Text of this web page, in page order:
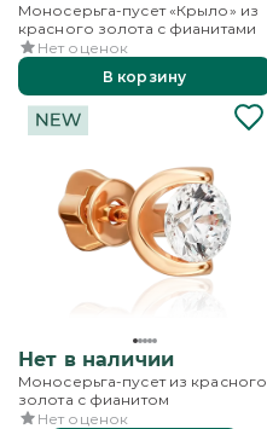
Моносерьга-пусет «Крыло» из
красного золота с фианитами
Нет оценок
В корзину
Нет в наличии
Моносерьга-пусет из красного
золота с фианитом
Нет оценок